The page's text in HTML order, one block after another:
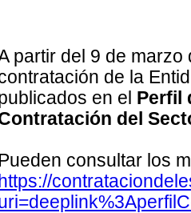
partir del 9 de
de la
en el Perfil
del
consultar los
https://